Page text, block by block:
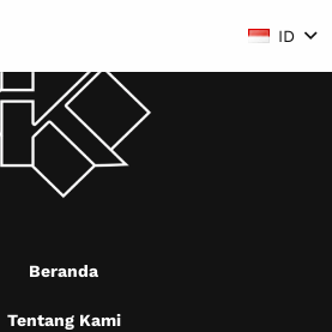
ID
Beranda
Tentang Kami